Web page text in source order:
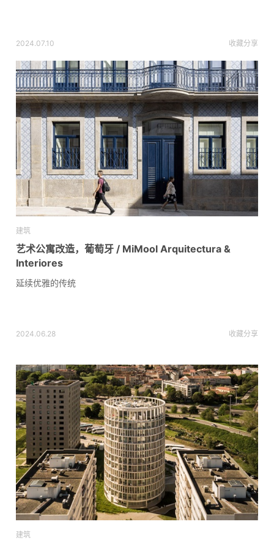
2024.07.10 收藏分享
建筑
艺术公寓改造，葡萄牙 / MiMool Arquitectura &
Interiores
延续优雅的传统
2024.06.28 收藏分享
建筑